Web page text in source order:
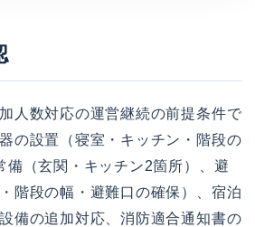
人数対応の運営継続の前提条件で
の設置（寝室・キッチン・階段の
備（玄関・キッチン2箇所）、避
階段の幅・避難口の確保）、宿泊
備の追加対応、消防適合通知書の